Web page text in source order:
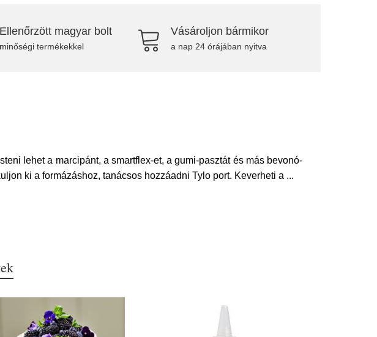
Ellenőrzött magyar bolt
minőségi termékekkel
Vásároljon bármikor
a nap 24 órájában nyitva
lehet a marcipánt, a smartflex-et, a gumi-pasztát és más bevonó-
ki a formázáshoz, tanácsos hozzáadni Tylo port. Keverheti a ...